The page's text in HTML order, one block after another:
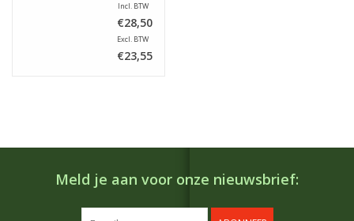
Incl. BTW
€28,50
Excl. BTW
€23,55
Meld je aan voor onze nieuwsbrief: